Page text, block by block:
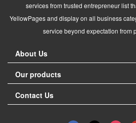
services from trusted entrepreneur list
YellowPages and display on all business
service beyond expectation from
About Us
Our products
Contact Us